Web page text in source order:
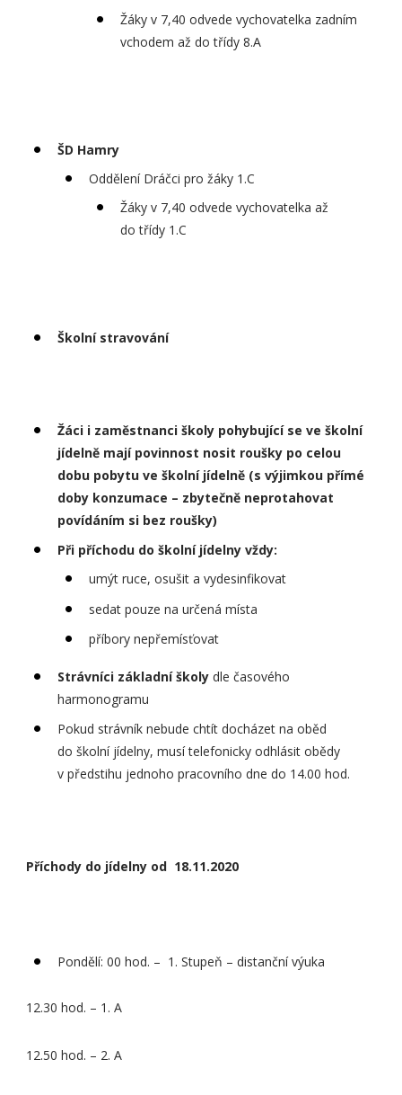
Žáky v 7,40 odvede vychovatelka zadním
vchodem až do třídy 8.A
ŠD Hamry
Oddělení Dráčci pro žáky 1.C
Žáky v 7,40 odvede vychovatelka až
do třídy 1.C
Školní stravování
Žáci i zaměstnanci školy pohybující se ve školní
jídelně mají povinnost nosit roušky po celou
dobu pobytu ve školní jídelně (s výjimkou přímé
doby konzumace – zbytečně neprotahovat
povídáním si bez roušky)
Při příchodu do školní jídelny vždy:
umýt ruce, osušit a vydesinfikovat
sedat pouze na určená místa
příbory nepřemísťovat
Strávníci základní školydle časového
harmonogramu
Pokud strávník nebude chtít docházet na oběd
do školní jídelny, musí telefonicky odhlásit obědy
v předstihu jednoho pracovního dne do 14.00 hod.
Příchody do jídelny od 18.11.2020
Pondělí: 00 hod. – 1. Stupeň – distanční výuka
12.30 hod. – 1. A
12.50 hod. – 2. A